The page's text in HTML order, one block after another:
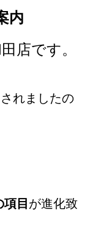
内
店です。
れましたの
項目 が進化致